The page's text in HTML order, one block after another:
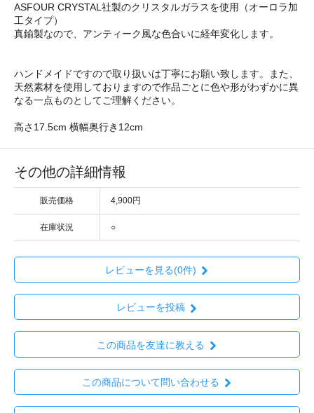
ASFOUR CRYSTAL社製のクリスタルガラスを使用（オーロラ加
工タイプ）
真鍮製なので、アンティーク風な色合いに経年変化します。
ハンドメイドですので取り扱いは丁寧にお願い致します。また、
天然素材を使用しておりますので作品ごとに色や形がわずかに異
なる一点ものとしてご理解ください。
高さ17.5cm 横幅奥行き12cm
その他の詳細情報
販売価格 4,900円
在庫状況 ○
レビューを見る(0件)
レビューを投稿
この商品を友達に教える
この商品について問い合わせる